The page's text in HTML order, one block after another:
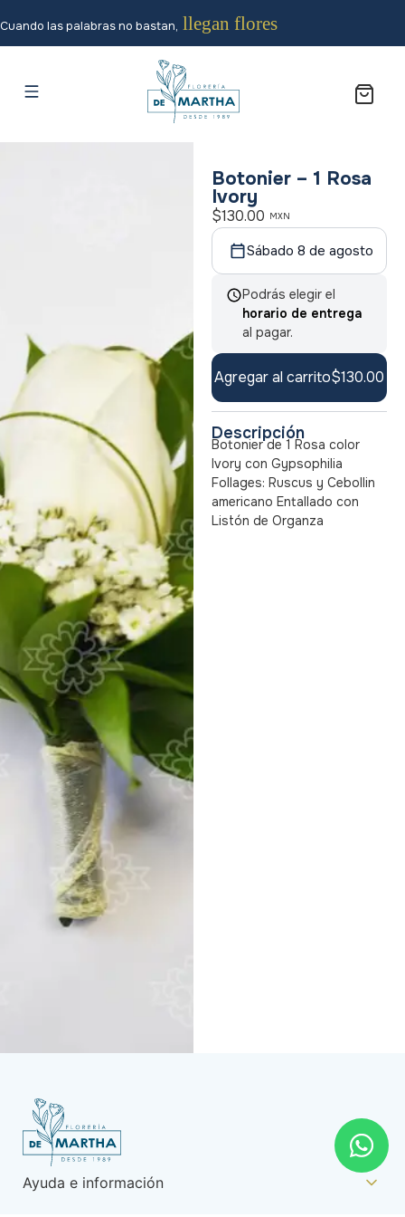
Cuando las palabras no bastan, llegan flores
Botonier – 1 Rosa
Ivory
$130.00 MXN
Sábado 8 de agosto
Podrás elegir el
horario de entrega
al pagar.
Agregar al carrito$130.00
Descripción
Botonier de 1 Rosa color
Ivory con Gypsophilia
Follages: Ruscus y Cebollin
americano Entallado con
Listón de Organza
Ayuda e información